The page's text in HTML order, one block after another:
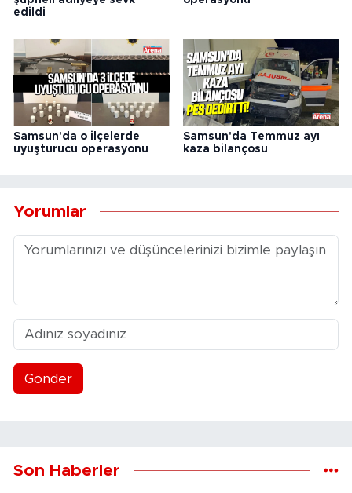
edildi
Samsun'da o ilçelerde
uyuşturucu operasyonu
Samsun'da Temmuz ayı
kaza bilançosu
Yorumlar
Gönder
Son Haberler